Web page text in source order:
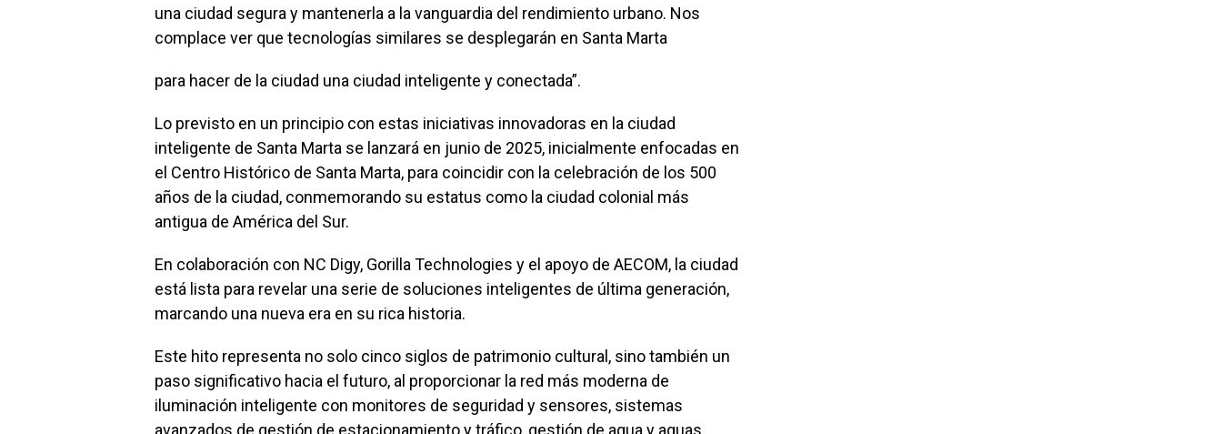
una ciudad segura y mantenerla a la vanguardia del rendimiento urbano. Nos
complace ver que tecnologías similares se desplegarán en Santa Marta
para hacer de la ciudad una ciudad inteligente y conectada”.
Lo previsto en un principio con estas iniciativas innovadoras en la ciudad
inteligente de Santa Marta se lanzará en junio de 2025, inicialmente enfocadas en
el Centro Histórico de Santa Marta, para coincidir con la celebración de los 500
años de la ciudad, conmemorando su estatus como la ciudad colonial más
antigua de América del Sur.
En colaboración con NC Digy, Gorilla Technologies y el apoyo de AECOM, la ciudad
está lista para revelar una serie de soluciones inteligentes de última generación,
marcando una nueva era en su rica historia.
Este hito representa no solo cinco siglos de patrimonio cultural, sino también un
paso significativo hacia el futuro, al proporcionar la red más moderna de
iluminación inteligente con monitores de seguridad y sensores, sistemas